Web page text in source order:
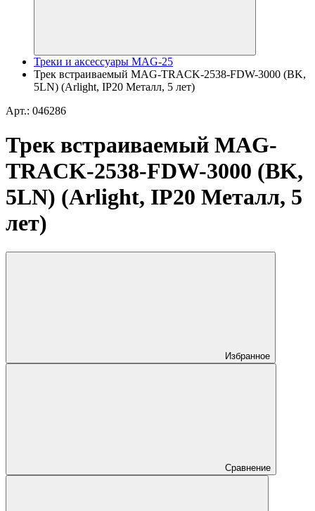
Треки и аксессуары MAG-25
Трек встраиваемый MAG-TRACK-2538-FDW-3000 (BK,
5LN) (Arlight, IP20 Металл, 5 лет)
Арт.: 046286
Трек встраиваемый MAG-
TRACK-2538-FDW-3000 (BK,
5LN) (Arlight, IP20 Металл, 5
лет)
Избранное
Сравнение